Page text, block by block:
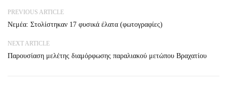
PREVIOUS ARTICLE
Νεμέα: Στολίστηκαν 17 φυσικά έλατα (φωτογραφίες)
NEXT ARTICLE
Παρουσίαση μελέτης διαμόρφωσης παραλιακού μετώπου Βραχατίου